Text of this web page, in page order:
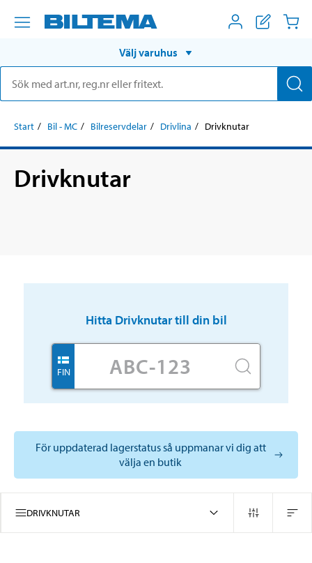
Välj varuhus
Start Bil - MC Bilreservdelar Drivlina Drivknutar
Drivknutar
Hitta Drivknutartill din bil
FIN
För uppdaterad lagerstatus så uppmanar vi dig att
välja en butik
DRIVKNUTAR